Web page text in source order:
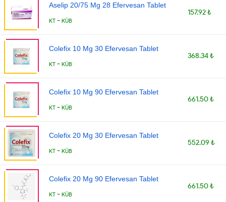
Aselip 20/75 Mg 28 Efervesan Tablet
KT - KÜB
157.92 ₺
Colefix 10 Mg 30 Efervesan Tablet
KT - KÜB
368.34 ₺
Colefix 10 Mg 90 Efervesan Tablet
KT - KÜB
661.50 ₺
Colefix 20 Mg 30 Efervesan Tablet
KT - KÜB
552.09 ₺
Colefix 20 Mg 90 Efervesan Tablet
KT - KÜB
661.50 ₺